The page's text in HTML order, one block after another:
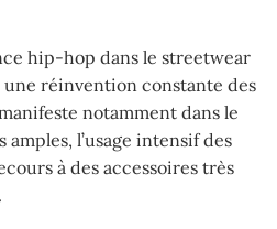
hip-hop dans le streetwear
réinvention constante des
notamment dans le
l’usage intensif des
à des accessoires très